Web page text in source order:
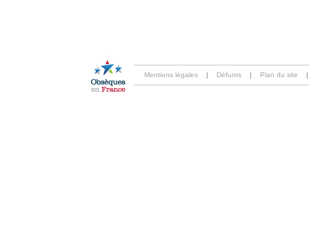
Mentions légales | Défunts | Plan du site |